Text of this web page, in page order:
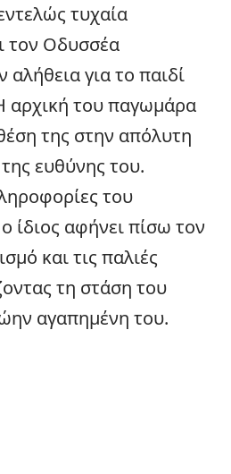
τυχαία
τον Οδυσσέα
για το παιδί
αρχική του παγωμάρα
της στην απόλυτη
ευθύνης του.
του
ίδιος αφήνει πίσω τον
και τις παλιές
τη στάση του
αγαπημένη του.